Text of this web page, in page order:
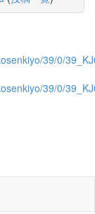
39/0/
39/0/